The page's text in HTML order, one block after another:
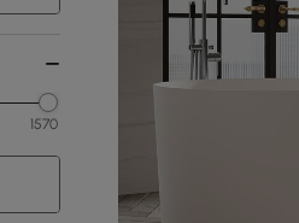
1570